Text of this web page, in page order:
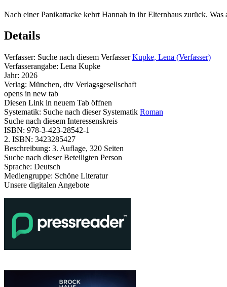
Nach einer Panikattacke kehrt Hannah in ihr Elternhaus zurück.
Details
Verfasser: Suche nach diesem Verfasser Kupke, Lena (Verfasser)
Verfasserangabe: Lena Kupke
Jahr: 2026
Verlag: München, dtv Verlagsgesellschaft
opens in new tab
Diesen Link in neuem Tab öffnen
Systematik: Suche nach dieser Systematik Roman
Suche nach diesem Interessenskreis
ISBN: 978-3-423-28542-1
2. ISBN: 3423285427
Beschreibung: 3. Auflage, 320 Seiten
Suche nach dieser Beteiligten Person
Sprache: Deutsch
Mediengruppe: Schöne Literatur
Unsere digitalen Angebote